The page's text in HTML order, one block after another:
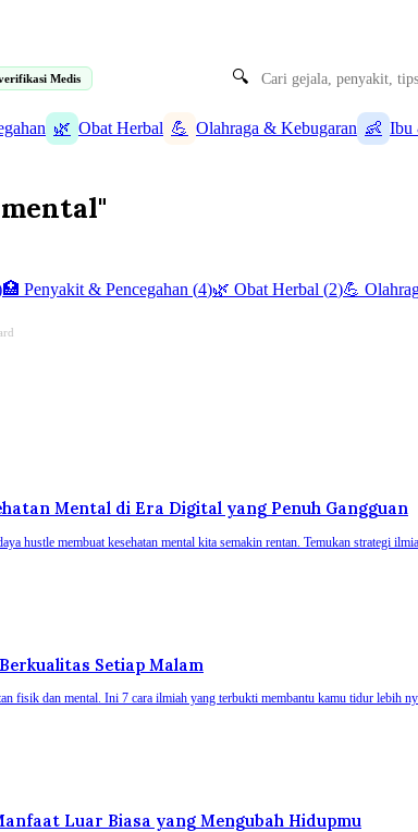
Medis 🔍
🌿 Obat Herbal 💪 Olahraga & Kebugaran 👶 Ibu
🏥 Penyakit & Pencegahan (4)🌿 Obat Herbal (2)💪
Mental di Era Digital yang Penuh Gangguan
hustle membuat kesehatan mental kita semakin rentan. Temukan strategi
Setiap Malam
fisik dan mental. Ini 7 cara ilmiah yang terbukti membantu kamu tidur lebih
Luar Biasa yang Mengubah Hidupmu